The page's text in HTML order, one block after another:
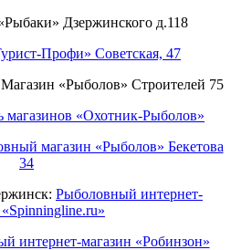
Дзержинского д.118
Профи» Советская, 47
«Рыболов» Строителей 75
магазинов «Охотник-Рыболов»
магазин «Рыболов» Бекетова
34
Рыболовный интернет-
интернет-магазин «Робинзон»